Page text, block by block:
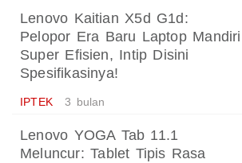
Lenovo Kaitian X5d G1d:
Pelopor Era Baru Laptop Mandiri
Super Efisien, Intip Disini
Spesifikasinya!
IPTEK 3 bulan
Lenovo YOGA Tab 11.1
Meluncur: Tablet Tipis Rasa